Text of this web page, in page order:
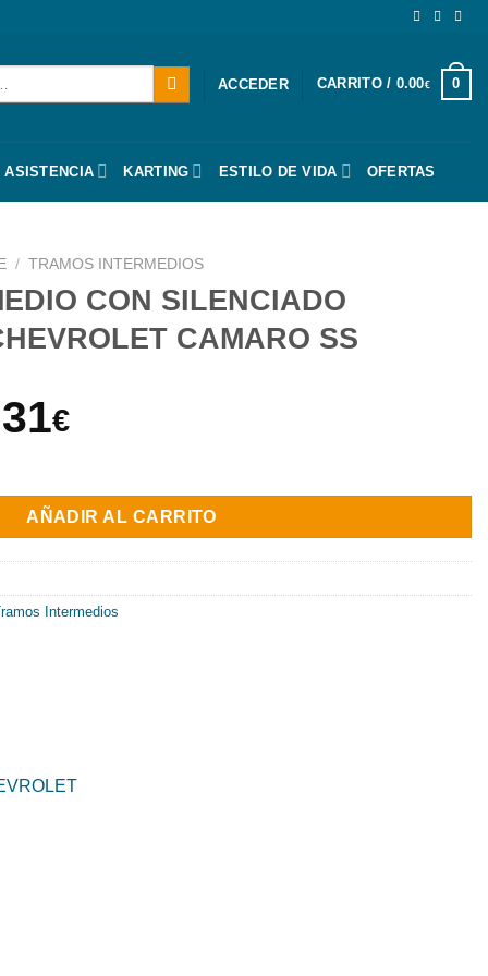
ACCEDER CARRITO / 0.00€ 0
ASISTENCIA KARTING ESTILO DE VIDA OFERTAS
/ TRAMOS INTERMEDIOS
CON SILENCIADO
CAMARO SS
€El
actual
es:
1511.31€.
INOXIDABLE / CHEVROLET CAMARO SS cantidad
AÑADIR AL CARRITO
Intermedios